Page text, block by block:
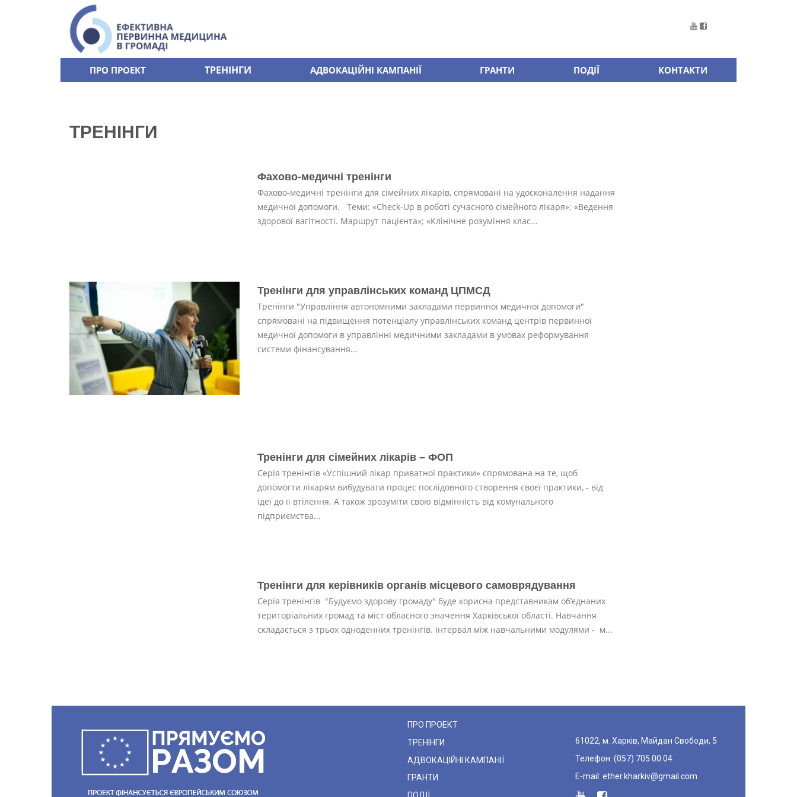
ПРО ПРОЕКТ ТРЕНІНГИ АДВОКАЦІЙНІ КАМПАНІЇ ГРАНТИ ПОДІЇ КОНТАКТИ
ТРЕНІНГИ
Фахово-медичні тренінги
Фахово-медичні тренінги для сімейних лікарів, спрямовані на удосконалення надання
медичної допомоги. Теми: «Check-Up в роботі сучасного сімейного лікаря»; «Ведення
здорової вагітності. Маршрут пацієнта»; «Клінічне розуміння клас...
Тренінги для управлінських команд ЦПМСД
Тренінги "Управління автономними закладами первинної медичної допомоги"
спрямовані на підвищення потенціалу управлінських команд центрів первинної
медичної допомоги в управлінні медичними закладами в умовах реформування
системи фінансування...
Тренінги для сімейних лікарів – ФОП
Cерія тренінгів «Успішний лікар приватної практики» спрямована на те, щоб
допомогти лікарям вибудувати процес послідовного створення своєї практики, - від
ідеї до її втілення. А також зрозуміти свою відмінність від комунального
підприємства...
Тренінги для керівників органів місцевого самоврядування
Серія тренінгів "Будуємо здорову громаду" буде корисна представникам об’єднаних
територіальних громад та міст обласного значення Харківської області. Навчання
складається з трьох одноденних тренінгів. Інтервал між навчальними модулями - м...
ПРО ПРОЕКТ
ТРЕНІНГИ
АДВОКАЦІЙНІ КАМПАНІЇ
ГРАНТИ
61022, м. Харків, Майдан Свободи, 5
Телефон: (057) 705 00 04
E-mail: ether.kharkiv@gmail.com